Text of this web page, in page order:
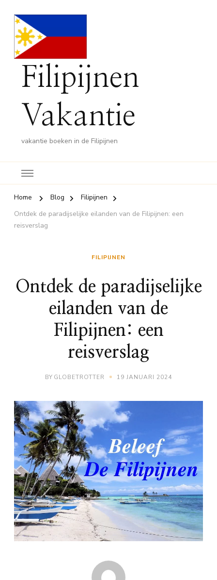
Filipijnen
Vakantie
vakantie boeken in de Filipijnen
Home Blog
Filipijnen
Ontdek de paradijselijke eilanden van de Filipijnen: een
reisverslag
FILIPIJNEN
Ontdek de paradijselijke
eilanden van de
Filipijnen: een
reisverslag
BY GLOBETROTTER 19 JANUARI 2024